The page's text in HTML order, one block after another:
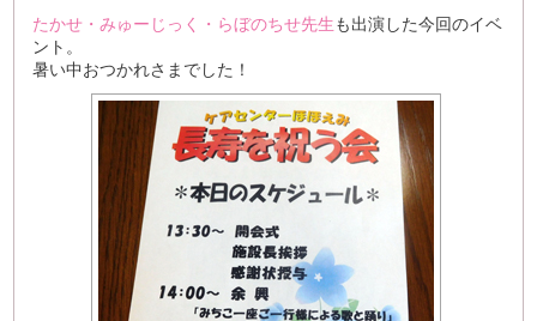
たかせ・みゅーじっく・らぼのちせ先生も出演した今回のイベ
ント。
暑い中おつかれさまでした！